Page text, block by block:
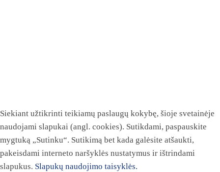
Siekiant užtikrinti teikiamų paslaugų kokybę, šioje svetainėje
naudojami slapukai (angl. cookies). Sutikdami, paspauskite
mygtuką „Sutinku“. Sutikimą bet kada galėsite atšaukti,
pakeisdami interneto naršyklės nustatymus ir ištrindami
slapukus. Slapukų naudojimo taisyklės.